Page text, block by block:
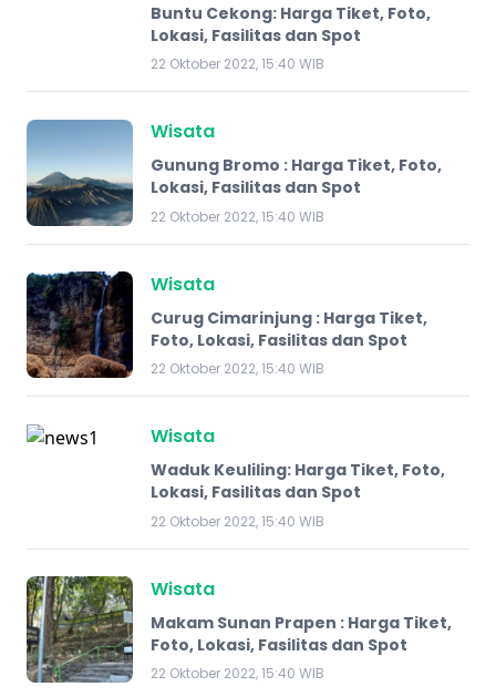
Buntu Cekong: Harga Tiket, Foto,
Lokasi, Fasilitas dan Spot
22 Oktober 2022, 15:40 WIB
Wisata
Gunung Bromo : Harga Tiket, Foto,
Lokasi, Fasilitas dan Spot
22 Oktober 2022, 15:40 WIB
Wisata
Curug Cimarinjung : Harga Tiket,
Foto, Lokasi, Fasilitas dan Spot
22 Oktober 2022, 15:40 WIB
Wisata
Waduk Keuliling: Harga Tiket, Foto,
Lokasi, Fasilitas dan Spot
22 Oktober 2022, 15:40 WIB
Wisata
Makam Sunan Prapen : Harga Tiket,
Foto, Lokasi, Fasilitas dan Spot
22 Oktober 2022, 15:40 WIB